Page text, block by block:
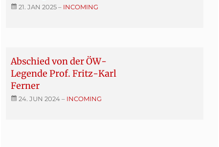
21. JAN 2025– INCOMING
Abschied von der ÖW-
Legende Prof. Fritz-Karl
Ferner
24. JUN 2024– INCOMING